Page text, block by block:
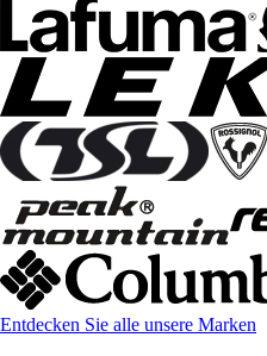
Entdecken Sie alle unsere Marken